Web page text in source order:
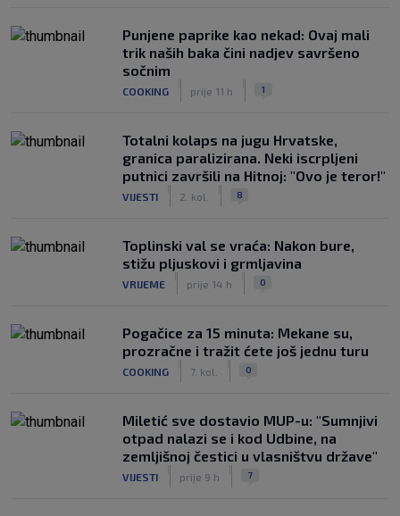
Punjene paprike kao nekad: Ovaj mali
trik naših baka čini nadjev savršeno
sočnim
COOKING prije 11 h 1
Totalni kolaps na jugu Hrvatske,
granica paralizirana. Neki iscrpljeni
putnici završili na Hitnoj: "Ovo je teror!"
VIJESTI 2. kol. 8
Toplinski val se vraća: Nakon bure,
stižu pljuskovi i grmljavina
VRIJEME prije 14 h 0
Pogačice za 15 minuta: Mekane su,
prozračne i tražit ćete još jednu turu
COOKING 7. kol. 0
Miletić sve dostavio MUP-u: "Sumnjivi
otpad nalazi se i kod Udbine, na
zemljišnoj čestici u vlasništvu države"
VIJESTI prije 9 h 7